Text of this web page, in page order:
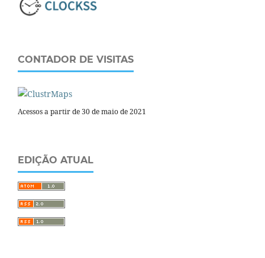
CONTADOR DE VISITAS
Acessos a partir de 30 de maio de 2021
EDIÇÃO ATUAL